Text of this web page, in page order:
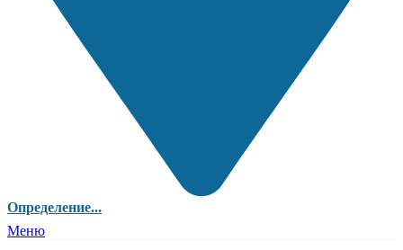
Определение...
Меню